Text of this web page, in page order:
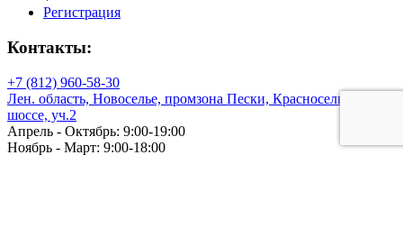
Регистрация
Контакты:
+7 (812) 960-58-30
Лен. область, Новоселье, промзона Пески, Красносельское
шоссе, уч.2
Апрель - Октябрь: 9:00-19:00
Ноябрь - Март: 9:00-18:00